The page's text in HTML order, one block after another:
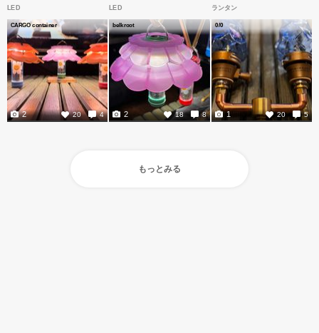
LED
CARGO container
20 4
2
LED
belkroot
18 8
2
ランタン
0/0
20 5
1
もっとみる